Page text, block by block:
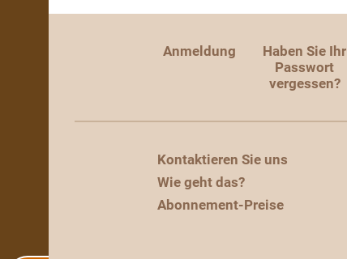
Anmeldung
Haben Sie Ihr
Passwort
vergessen?
Kontaktieren Sie uns
Wie geht das?
Abonnement-Preise